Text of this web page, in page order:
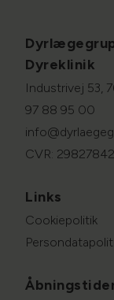
Dyreklinik
Industrivej 53,
97 88 95 00
CVR: 29827842
Links
Cookiepolitik